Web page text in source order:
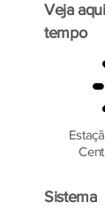
Veja
tempo
Sistema